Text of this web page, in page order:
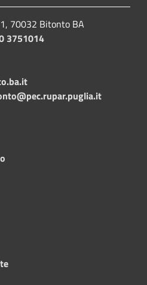
70032 Bitonto BA
3751014